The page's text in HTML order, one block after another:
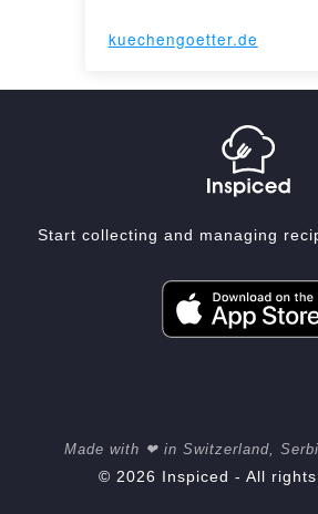
kuechengoetter.de
Start collecting and managing
Made with ❤ in Switzerland,
© 2026 Inspiced - All rights